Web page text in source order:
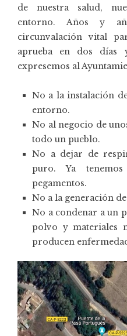
de nuestra salud,
entorno. Años y
circunvalación vital
aprueba en dos
expresemos al
No a la instalación
entorno.
No al negocio de
todo un pueblo.
No a dejar de
puro. Ya
pegamentos.
No a la generación
No a condenar a un
polvo y materiales
producen